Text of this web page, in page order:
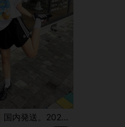
国内発送。2026年春夏新作：200g 100%コットン レディース 半袖Tシャツ、ユニセックス ゆったり クルーネック、韓国風カジュアルトップス。